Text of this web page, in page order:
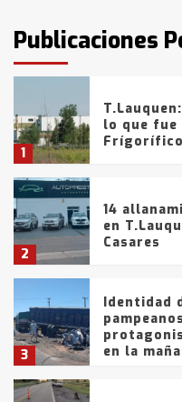
Publicaciones
fueron
tarde del
1
lo que
Frígorífico
2
14
en
Casares
3
Identidad
en la